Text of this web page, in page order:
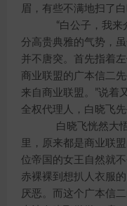
眉，有些不满地扫了白
“白公子，我来
分高贵典雅的气势，
并不唐突。首先指着
商业联盟的广本信二
来自商业联盟。”说着
全权代理人，白晓飞先
白晓飞恍然大悟
里，原来都是商业联
位帝国的女王自然就
赤裸裸到想扒人衣服
厌恶。而这个广本信